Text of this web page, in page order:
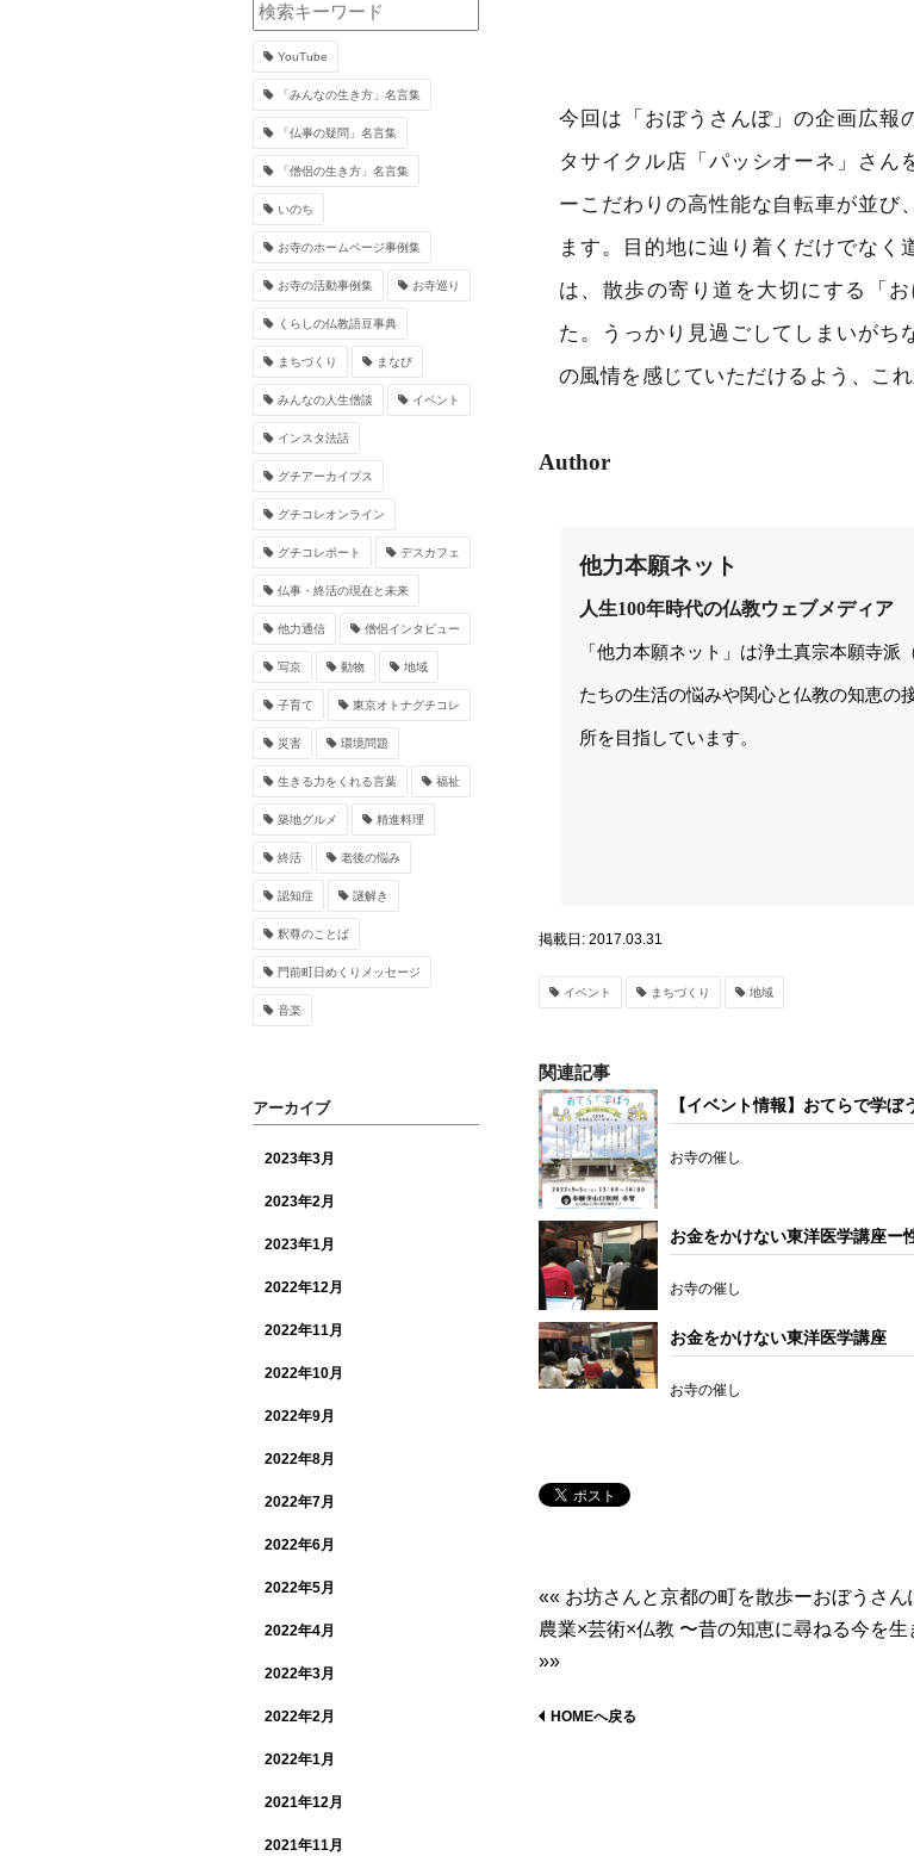
今回は「おぼうさんぽ」の企画広報
タサイクル店「パッシオーネ」さん
ーこだわりの高性能な自転車が並び
ます。目的地に辿り着くだけでな
は、散歩の寄り道を大切にする「
た。うっかり見過ごしてしまいがち
の風情を感じていただけるよう、こ
Author
他力本願ネット
人生100年時代の仏教ウェブメディア
「他力本願ネット」は浄土真宗本願寺
たちの生活の悩みや関心と仏教の知恵の
所を目指しています。
掲載日: 2017.03.31
イベント まちづくり 地域
関連記事
【イベント情報】おてらで学
お寺の催し
お金をかけない東洋医学講座ー
お寺の催し
お金をかけない東洋医学講座
お寺の催し
«« お坊さんと京都の町を散歩ーおぼうさ
農業×芸術×仏教 〜昔の知恵に尋ねる今を
»»
HOMEへ戻る
YouTube
「みんなの生き方」名言集
「仏事の疑問」名言集
「僧侶の生き方」名言集
いのち
お寺のホームページ事例集
お寺の活動事例集 お寺巡り
くらしの仏教語豆事典
まちづくり まなび
みんなの人生僧談 イベント
インスタ法話
グチアーカイブス
グチコレオンライン
グチコレポート デスカフェ
仏事・終活の現在と未来
他力通信 僧侶インタビュー
写京 動物 地域
子育て 東京オトナグチコレ
災害 環境問題
生きる力をくれる言葉 福祉
築地グルメ 精進料理
終活 老後の悩み
認知症 謎解き
釈尊のことば
門前町日めくりメッセージ
音楽
アーカイブ
2023年3月
2023年2月
2023年1月
2022年12月
2022年11月
2022年10月
2022年9月
2022年8月
2022年7月
2022年6月
2022年5月
2022年4月
2022年3月
2022年2月
2022年1月
2021年12月
2021年11月